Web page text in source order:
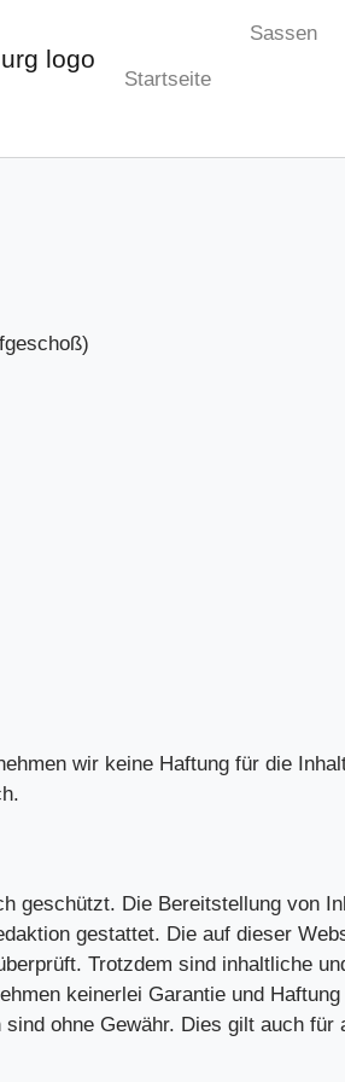
Startseite
Sassen
wir keine Haftung für die
geschützt. Die Bereitstellung von
gestattet. Die auf dieser
Trotzdem sind inhaltliche
keinerlei Garantie und
ohne Gewähr. Dies gilt auch